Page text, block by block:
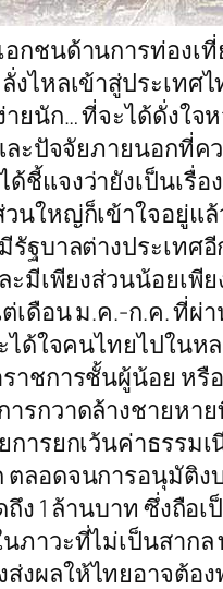
ชนด้านการท่องเที่
งไหลเข้าสู่ประเท
นัก… ที่จะได้ดั่งใจ
ะปัจจัยภายนอกที่
แจงว่ายังเป็นเรื่
นใหญ่ก็เข้าใจอยู่แ
บาลต่างประเทศ
ะมีเพียงส่วนน้อยเ
เดือน ม.ค.-ก.ค. ที่ผ่
ด้ใจคนไทยไปใน
ชการชั้นผู้น้อย หรื
รกวาดล้างชายห
ารยกเว้นค่าธรร
ลอดจนการอนุมัติ
ง 1 ล้านบาท ซึ่งถื
าวะที่ไม่เป็นสาก
ผลให้ไทยอาจต้อ